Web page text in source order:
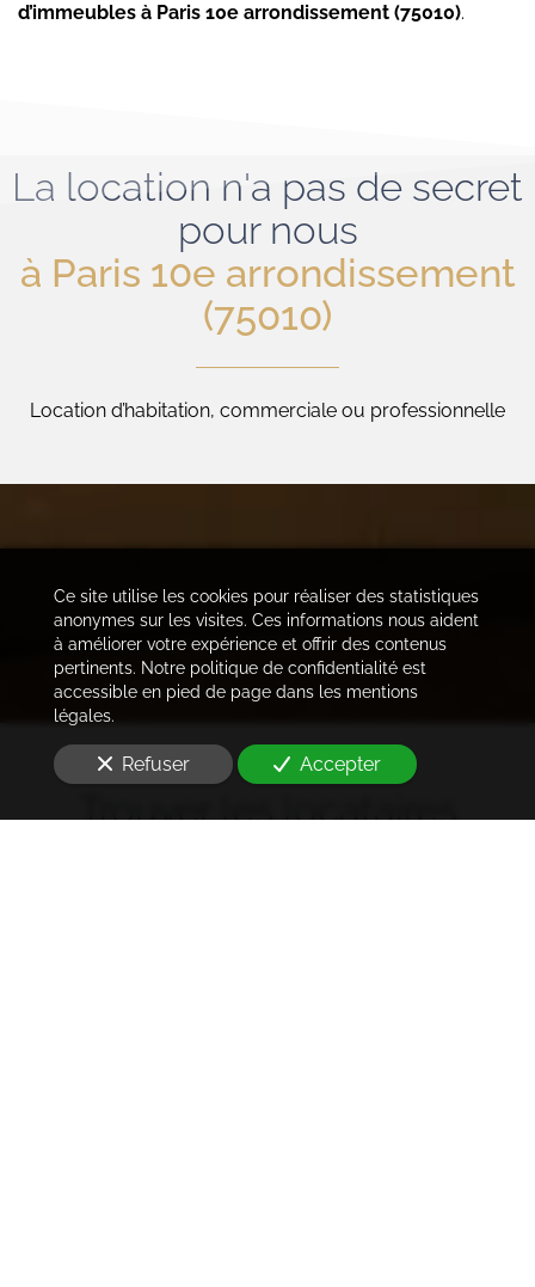
d’immeubles à Paris 10e arrondissement (75010).
La location n'a pas de secret
pour nous
à Paris 10e arrondissement
(75010)
Location d’habitation, commerciale ou professionnelle
Trouver les locataires
Ce site utilise les cookies pour réaliser des statistiques
anonymes sur les visites. Ces informations nous aident
à améliorer votre expérience et offrir des contenus
pertinents. Notre politique de confidentialité est
accessible en pied de page dans les mentions
légales.
Refuser Accepter